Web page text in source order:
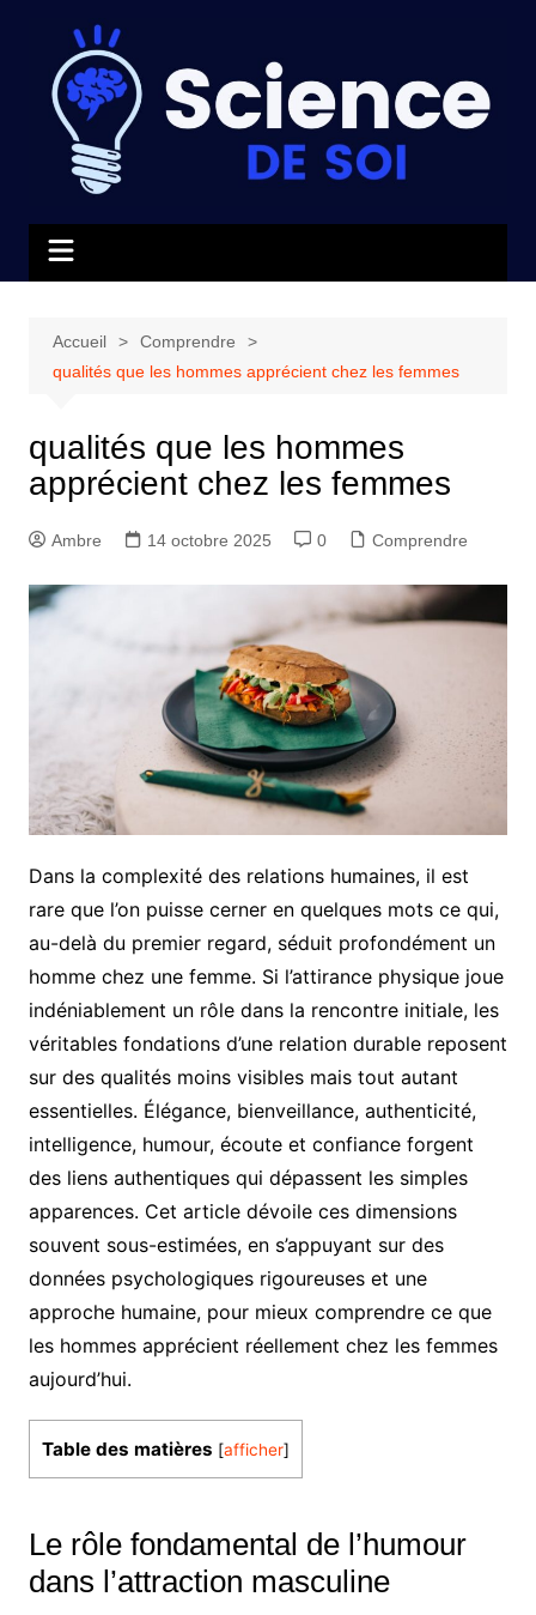
contenu
Accueil
Comprendre
qualités que les hommes apprécient chez les femmes
qualités que les hommes
apprécient chez les femmes
Ambre 14 octobre 2025 0 Comprendre
Dans la complexité des relations humaines, il est
rare que l’on puisse cerner en quelques mots ce qui,
au-delà du premier regard, séduit profondément un
homme chez une femme. Si l’attirance physique joue
indéniablement un rôle dans la rencontre initiale, les
véritables fondations d’une relation durable reposent
sur des qualités moins visibles mais tout autant
essentielles. Élégance, bienveillance, authenticité,
intelligence, humour, écoute et confiance forgent
des liens authentiques qui dépassent les simples
apparences. Cet article dévoile ces dimensions
souvent sous-estimées, en s’appuyant sur des
données psychologiques rigoureuses et une
approche humaine, pour mieux comprendre ce que
les hommes apprécient réellement chez les femmes
aujourd’hui.
Table des matières [afficher]
Le rôle fondamental de l’humour
dans l’attraction masculine